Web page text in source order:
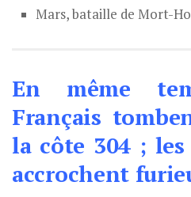
Mars, bataille de Mort-
En même
Français
la côte 304 ; les
accrochent